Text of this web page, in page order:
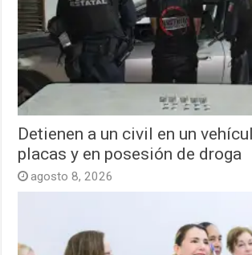
Detienen a un civil en un
placas y en posesión de droga
agosto 8, 2026